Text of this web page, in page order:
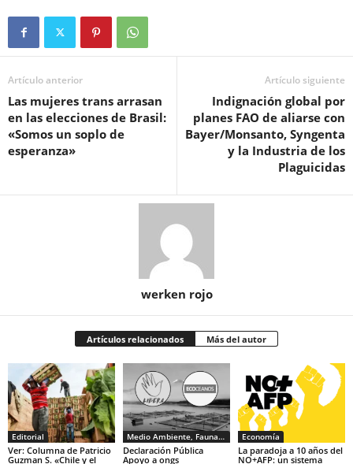
Artículo anterior
Las mujeres trans arrasan
en las elecciones de Brasil:
«Somos un soplo de
esperanza»
Artículo siguiente
Indignación global por
planes FAO de aliarse con
Bayer/Monsanto, Syngenta
y la Industria de los
Plaguicidas
werken rojo
Artículos relacionados Más del autor
Editorial
Ver: Columna de Patricio
Guzman S. «Chile y el
Medio Ambiente, Fauna y Sociedad
Declaración Pública
Apoyo a ongs
Economía
La paradoja a 10 años del
NO+AFP: un sistema